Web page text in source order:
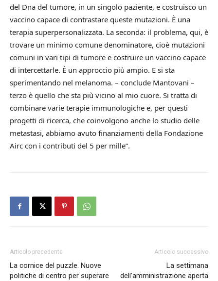
del Dna del tumore, in un singolo paziente, e costruisco un
vaccino capace di contrastare queste mutazioni. È una
terapia superpersonalizzata. La seconda: il problema, qui, è
trovare un minimo comune denominatore, cioè mutazioni
comuni in vari tipi di tumore e costruire un vaccino capace
di intercettarle. È un approccio più ampio. E si sta
sperimentando nel melanoma. – conclude Mantovani –
terzo è quello che sta più vicino al mio cuore. Si tratta di
combinare varie terapie immunologiche e, per questi
progetti di ricerca, che coinvolgono anche lo studio delle
metastasi, abbiamo avuto finanziamenti della Fondazione
Airc con i contributi del 5 per mille”.
Articolo precedente
La cornice del puzzle. Nuove
politiche di centro per superare
Articolo successivo
La settimana
dell’amministrazione aperta